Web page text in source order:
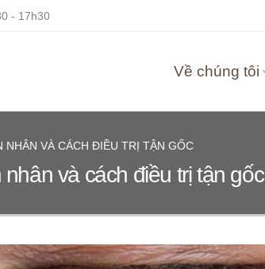
- 17h30
Về chúng tôi
NHÂN VÀ CÁCH ĐIỀU TRỊ TẬN GỐC
và cách điều trị tận gốc